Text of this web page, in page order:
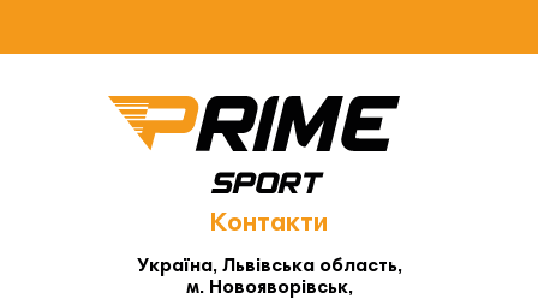
Контакти
Україна, Львівська область,
м. Новояворівськ,